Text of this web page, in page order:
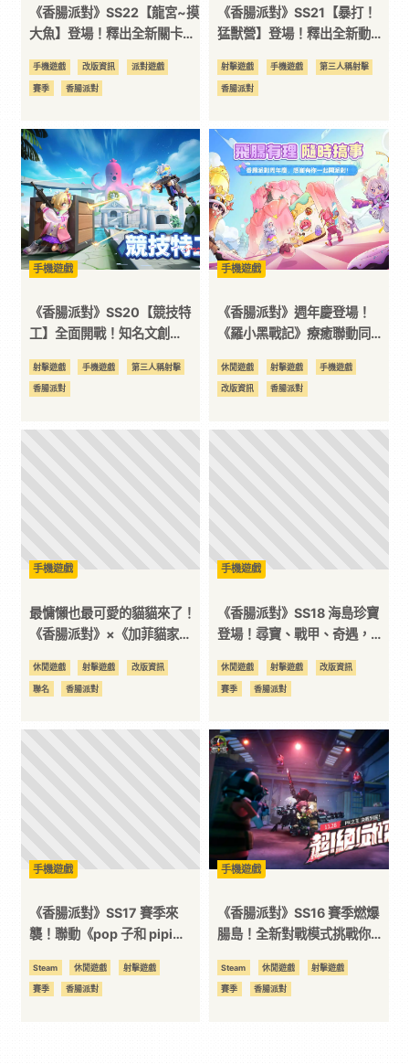
技
全
方
位
資
訊
平
台
《香腸派對》SS22【龍宮~摸
大魚】登場！釋出全新關卡及
手機遊戲 改版資訊 派對遊戲
賽季 香腸派對
《香腸派對》SS21【暴打！
猛獸營】登場！釋出全新動物
射擊遊戲 手機遊戲 第三人稱射擊
香腸派對
手機遊戲
《香腸派對》SS20【競技特
工】全面開戰！知名文創
射擊遊戲 手機遊戲 第三人稱射擊
香腸派對
手機遊戲
《香腸派對》週年慶登場！
《羅小黑戰記》療癒聯動同步
休閒遊戲 射擊遊戲 手機遊戲
改版資訊 香腸派對
手機遊戲
最慵懶也最可愛的貓貓來了！
《香腸派對》×《加菲貓家
休閒遊戲 射擊遊戲 改版資訊
聯名 香腸派對
手機遊戲
《香腸派對》SS18 海島珍寶
登場！尋寶、戰甲、奇遇，一
休閒遊戲 射擊遊戲 改版資訊
賽季 香腸派對
手機遊戲
《香腸派對》SS17 賽季來
襲！聯動《pop 子和 pipi
登場！
Steam 休閒遊戲 射擊遊戲
賽季 香腸派對
手機遊戲
《香腸派對》SS16 賽季燃爆
腸島！全新對戰模式挑戰你的
Steam 休閒遊戲 射擊遊戲
賽季 香腸派對